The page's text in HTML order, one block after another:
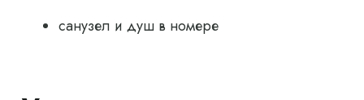
санузел и душ в номере